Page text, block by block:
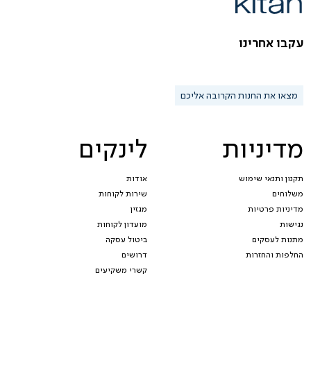
מדיניות
תקנון ותנאי שימוש
משלוחים
מדיניות פרטיות
נגישות
מתנות לעסקים
החלפות והחזרות
לינקים
אודות
שירות לקוחות
מגזין
מועדון לקוחות
ביטול עסקה
דרושים
קשרי משקיעים
עקבו אחרינו
מצאו את החנות הקרובה אליכם